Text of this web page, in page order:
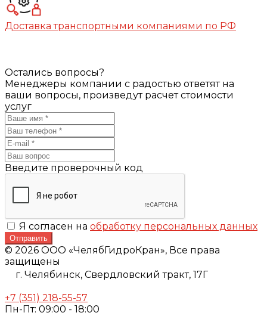
Доставка транспортными компаниями по РФ
Остались вопросы?
Менеджеры компании с радостью ответят на
ваши вопросы, произведут расчет стоимости
услуг
Введите проверочный код
Я согласен на обработку персональных данных
Отправить
© 2026 ООО «ЧелябГидроКран», Все права
защищены
г. Челябинск, Свердловский тракт, 17Г
+7 (351) 218-55-57
Пн-Пт: 09:00 - 18:00